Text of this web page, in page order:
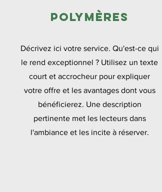
Polymères
Décrivez ici votre service. Qu'est-ce qui
le rend exceptionnel ? Utilisez un texte
court et accrocheur pour expliquer
votre offre et les avantages dont vous
bénéficierez. Une description
pertinente met les lecteurs dans
l'ambiance et les incite à réserver.